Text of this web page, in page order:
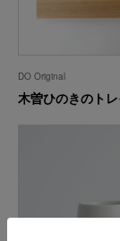
DO Original
木曽ひのきのトレ